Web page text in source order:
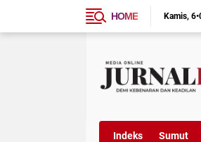
HOME Kamis
Indeks Sumut